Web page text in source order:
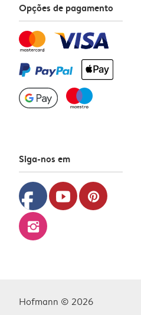
Opções de pagamento
Siga-nos em
facebook youtube pinterest
instagram
Hofmann © 2026